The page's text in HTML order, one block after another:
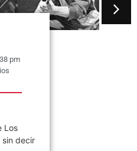
pm
Los
sin decir